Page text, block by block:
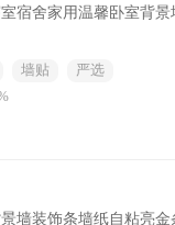
宿舍家用温馨卧室背
墙贴
严选
墙装饰条墙纸自粘亮金